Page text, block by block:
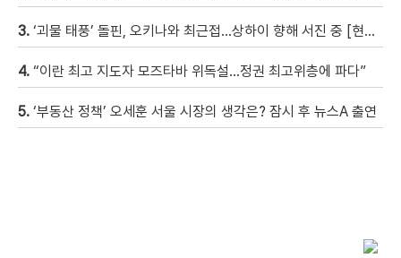
3. ‘괴물 태풍’ 돌핀, 오키나와 최근접…상하이 향해 서진 중 [현장영상]
4. “이란 최고 지도자 모즈타바 위독설…정권 최고위층에 파다”
5. ‘부동산 정책’ 오세훈 서울 시장의 생각은? 잠시 후 뉴스A 출연